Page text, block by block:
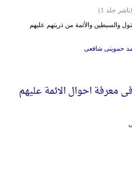
(ناشر جلد 1)
والسبطین والأئمة من ذریتهم علیهم
حموینی شافعی
معرفة احوال الائمة علیهم